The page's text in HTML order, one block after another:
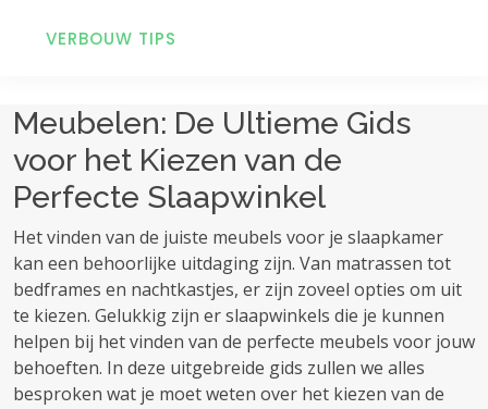
VERBOUW TIPS
Meubelen: De Ultieme Gids
voor het Kiezen van de
Perfecte Slaapwinkel
Het vinden van de juiste meubels voor je slaapkamer
kan een behoorlijke uitdaging zijn. Van matrassen tot
bedframes en nachtkastjes, er zijn zoveel opties om uit
te kiezen. Gelukkig zijn er slaapwinkels die je kunnen
helpen bij het vinden van de perfecte meubels voor jouw
behoeften. In deze uitgebreide gids zullen we alles
besproken wat je moet weten over het kiezen van de